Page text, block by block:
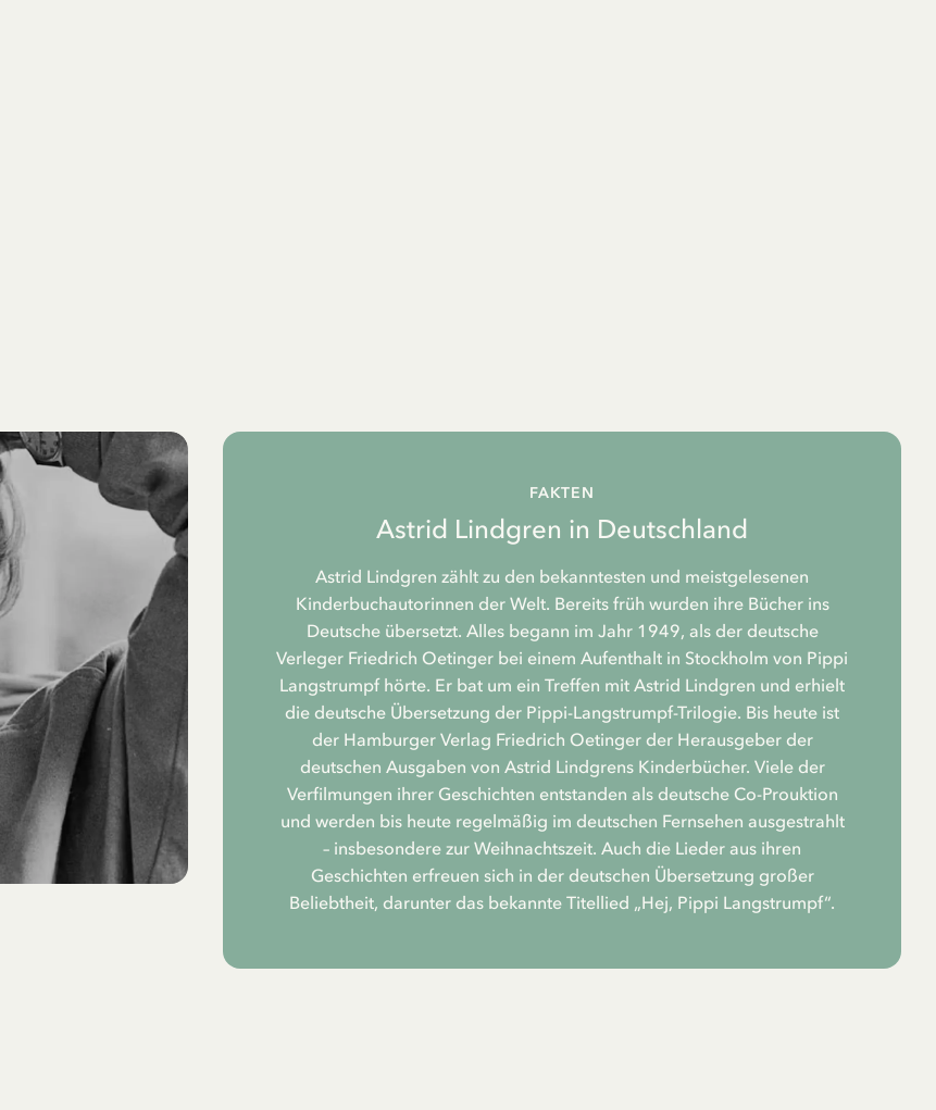
FAKTEN
Astrid Lindgren in Deutschland
Astrid Lindgren zählt zu den bekanntesten und meistgelesenen
Kinderbuchautorinnen der Welt. Bereits früh wurden ihre Bücher ins
Deutsche übersetzt. Alles begann im Jahr 1949, als der deutsche
Verleger Friedrich Oetinger bei einem Aufenthalt in Stockholm von Pippi
Langstrumpf hörte. Er bat um ein Treffen mit Astrid Lindgren und erhielt
die deutsche Übersetzung der Pippi-Langstrumpf-Trilogie. Bis heute ist
der Hamburger Verlag Friedrich Oetinger der Herausgeber der
deutschen Ausgaben von Astrid Lindgrens Kinderbücher. Viele der
Verfilmungen ihrer Geschichten entstanden als deutsche Co-Prouktion
und werden bis heute regelmäßig im deutschen Fernsehen ausgestrahlt
– insbesondere zur Weihnachtszeit. Auch die Lieder aus ihren
Geschichten erfreuen sich in der deutschen Übersetzung großer
Beliebtheit, darunter das bekannte Titellied „Hej, Pippi Langstrumpf“.